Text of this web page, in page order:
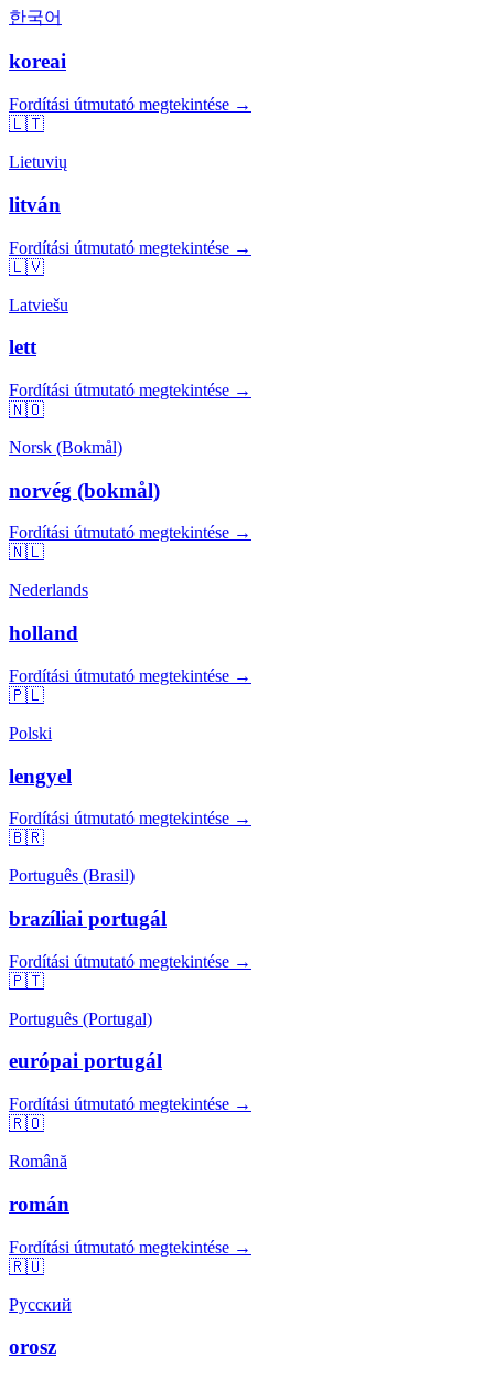
한국어
koreai
Fordítási útmutató megtekintése →
🇱🇹
Lietuvių
litván
Fordítási útmutató megtekintése →
🇱🇻
Latviešu
lett
Fordítási útmutató megtekintése →
🇳🇴
Norsk (Bokmål)
norvég (bokmål)
Fordítási útmutató megtekintése →
🇳🇱
Nederlands
holland
Fordítási útmutató megtekintése →
🇵🇱
Polski
lengyel
Fordítási útmutató megtekintése →
🇧🇷
Português (Brasil)
brazíliai portugál
Fordítási útmutató megtekintése →
🇵🇹
Português (Portugal)
európai portugál
Fordítási útmutató megtekintése →
🇷🇴
Română
román
Fordítási útmutató megtekintése →
🇷🇺
Русский
orosz